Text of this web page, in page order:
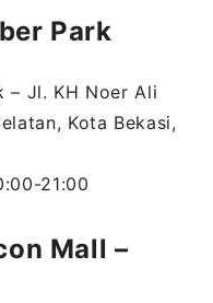
Park
– Jl. KH Noer Ali
Kota Bekasi,
21:00
Mall –